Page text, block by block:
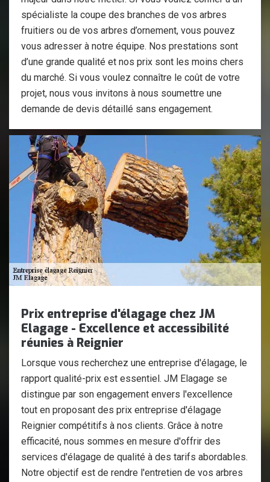
spécialiste la coupe des branches de vos arbres
fruitiers ou de vos arbres d’ornement, vous pouvez
vous adresser à notre équipe. Nos prestations sont
d’une grande qualité et nos prix sont les moins chers
du marché. Si vous voulez connaître le coût de votre
projet, nous vous invitons à nous soumettre une
demande de devis détaillé sans engagement.
Prix entreprise d'élagage chez JM
Elagage - Excellence et accessibilité
réunies à Reignier
Lorsque vous recherchez une entreprise d'élagage, le
rapport qualité-prix est essentiel. JM Elagage se
distingue par son engagement envers l'excellence
tout en proposant des prix entreprise d'élagage
Reignier compétitifs à nos clients. Grâce à notre
efficacité, nous sommes en mesure d'offrir des
services d'élagage de qualité à des tarifs abordables.
Notre objectif est de rendre l'entretien de vos arbres